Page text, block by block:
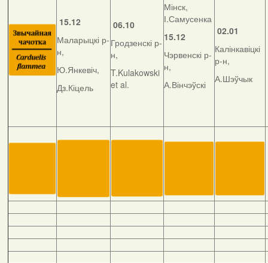
15.12
Маларыцкі р-
н,
Ю.Янкевіч,
Дз.Кіцель
06.10
Гродзенскі р-
н,
T.Kulakowski
et al.
Мінск,
І.Самусенка
15.12
Чэрвенскі р-
н,
А.Вінчэўскі
02.01
Калінкавіцкі
р-н,
А.Шэўчык